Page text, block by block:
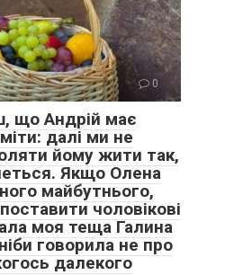
0
що Андрій має
далі ми не
йому жити так,
Якщо Олена
майбутнього,
чоловікові
моя теща Галина
говорила не про
далекого